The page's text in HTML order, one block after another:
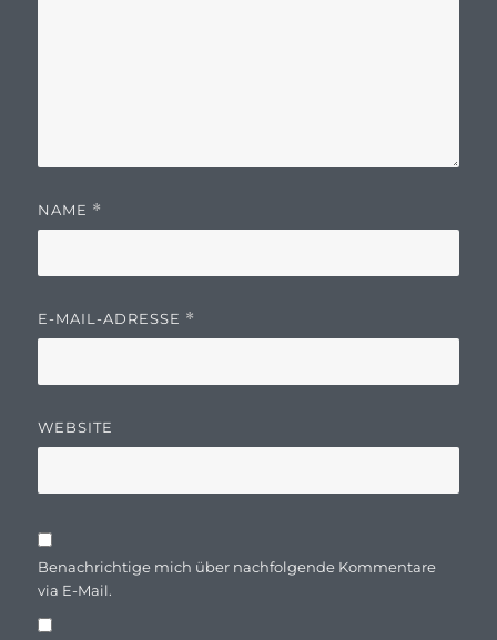
NAME *
E-MAIL-ADRESSE *
WEBSITE
Benachrichtige mich über nachfolgende Kommentare
via E-Mail.